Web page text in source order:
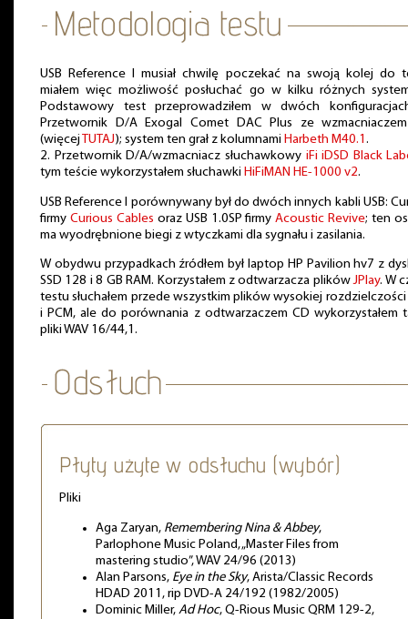
USB Reference I musiał chwilę poczekać na swoją kolej do
miałem więc możliwość posłuchać go w kilku różnych
Podstawowy test przeprowadziłem w dwóch
Przetwornik D/A Exogal Comet DAC Plus ze
(więcej TUTAJ); system ten grał z kolumnami Harbeth M40.1 .
2. Przetwornik D/A/wzmacniacz słuchawkowy iFi iDSD Black
tym teście wykorzystałem słuchawki HiFiMAN HE-1000 v2.
USB Reference I porównywany był do dwóch innych kabli USB:
firmy Curious Cables oraz USB 1.0SP firmyAcoustic Revive; ten
ma wyodrębnione biegi z wtyczkami dla sygnału i zasilania.
W obydwu przypadkach źródłem był laptop HP Pavilion hv7 z
SSD 128 i 8 GB RAM. Korzystałem z odtwarzacza plikówJPlay. W
testu słuchałem przede wszystkim plików wysokiej rozdzielczości
i PCM, ale do porównania z odtwarzaczem CD wykorzystałem
pliki WAV 16/44,1.
Płyty użyte w odsłuchu (wybór)
Pliki
Aga Zaryan, Remembering Nina & Abbey,
Parlophone Music Poland, „Master Files from
mastering studio”, WAV 24/96 (2013)
Alan Parsons, Eye in the Sky, Arista/Classic Records
HDAD 2011, rip DVD-A 24/192 (1982/2005)
Dominic Miller, Ad Hoc, Q-Rious Music QRM 129-2,